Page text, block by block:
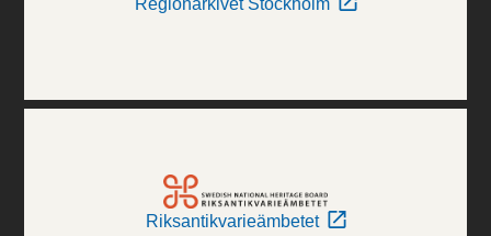
Regionarkivet Stockholm
Riksantikvarieämbetet